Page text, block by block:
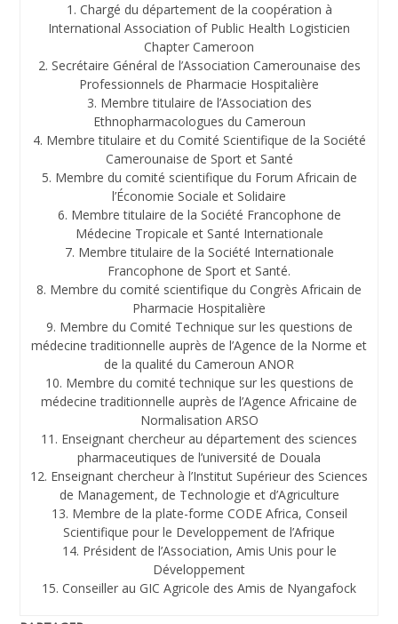
1.⁠ ⁠Chargé du département de la coopération à
International Association of Public Health Logisticien
Chapter Cameroon
2.⁠ ⁠Secrétaire Général de l’Association Camerounaise des
Professionnels de Pharmacie Hospitalière
3.⁠ ⁠Membre titulaire de l’Association des
Ethnopharmacologues du Cameroun
4.⁠ ⁠Membre titulaire et du Comité Scientifique de la Société
Camerounaise de Sport et Santé
5.⁠ ⁠Membre du comité scientifique du Forum Africain de
l’Économie Sociale et Solidaire
6.⁠ ⁠Membre titulaire de la Société Francophone de
Médecine Tropicale et Santé Internationale
7.⁠ ⁠Membre titulaire de la Société Internationale
Francophone de Sport et Santé.
8.⁠ ⁠Membre du comité scientifique du Congrès Africain de
Pharmacie Hospitalière
9.⁠ ⁠Membre du Comité Technique sur les questions de
médecine traditionnelle auprès de l’Agence de la Norme et
de la qualité du Cameroun ANOR
10.⁠ ⁠Membre du comité technique sur les questions de
médecine traditionnelle auprès de l’Agence Africaine de
Normalisation ARSO
11.⁠ ⁠Enseignant chercheur au département des sciences
pharmaceutiques de l’université de Douala
12.⁠ ⁠Enseignant chercheur à l’Institut Supérieur des Sciences
de Management, de Technologie et d’Agriculture
13.⁠ ⁠Membre de la plate-forme CODE Africa, Conseil
Scientifique pour le Developpement de l’Afrique
14.⁠ ⁠Président de l’Association, Amis Unis pour le
Développement
15.⁠ ⁠Conseiller au GIC Agricole des Amis de Nyangafock